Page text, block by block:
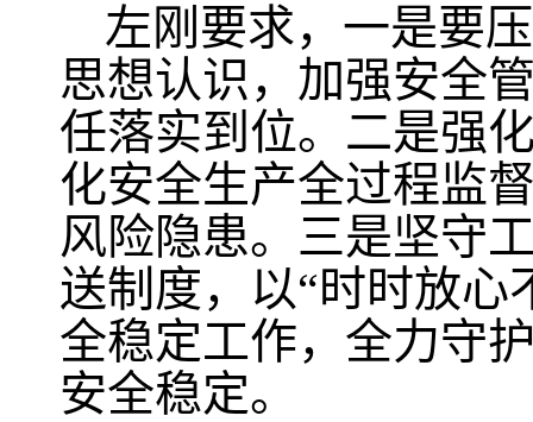
左刚要求，一是要
思想认识，加强安全
任落实到位。二是强
化安全生产全过程监
风险隐患。三是坚守
送制度，以“时时放心
全稳定工作，全力守
安全稳定。